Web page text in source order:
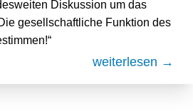
Diskussion um das
gesellschaftliche Funktion des
weiterlesen →